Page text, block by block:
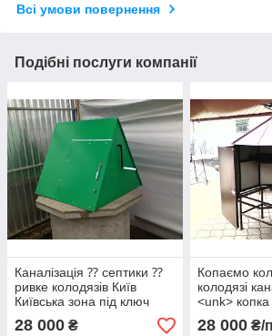
Всі умови повернення
Подібні послуги компанії
Каналізація ⁇ септики ⁇
ривке колодязів Київ
Київська зона під ключ
28 000 ₴
Копаємо
колодязі
<unk> копка
ключ
28 000₴/